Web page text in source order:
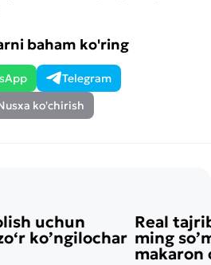
baham ko'ring
Telegram
ko'chirish
uchun
ko’ngilochar
Real
ming
makaron